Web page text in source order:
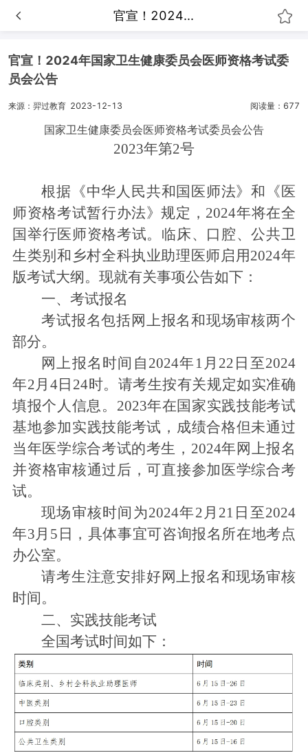
官宣！2024...
官宣！2024年国家卫生健康委员会医师资格考试委
员会公告
来源：羿过教育 2023-12-13 阅读量：677
国家卫生健康委员会医师资格考试委员会公告
2023年第2号
根据《中华人民共和国医师法》和《医
师资格考试暂行办法》规定，2024年将在全
国举行医师资格考试。临床、口腔、公共卫
生类别和乡村全科执业助理医师启用2024年
版考试大纲。现就有关事项公告如下：
一、考试报名
考试报名包括网上报名和现场审核两个
部分。
网上报名时间自2024年1月22日至2024
年2月4日24时。请考生按有关规定如实准确
填报个人信息。2023年在国家实践技能考试
基地参加实践技能考试，成绩合格但未通过
当年医学综合考试的考生，2024年网上报名
并资格审核通过后，可直接参加医学综合考
试。
现场审核时间为2024年2月21日至2024
年3月5日，具体事宜可咨询报名所在地考点
办公室。
请考生注意安排好网上报名和现场审核
时间。
二、实践技能考试
全国考试时间如下：